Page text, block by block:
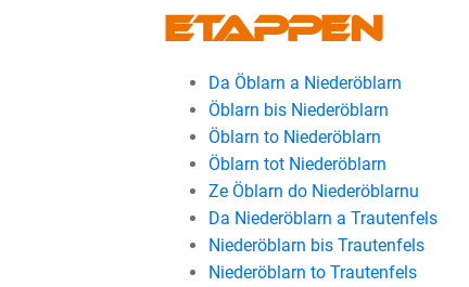
Etappen
Da Öblarn a Niederöblarn
Öblarn bis Niederöblarn
Öblarn to Niederöblarn
Öblarn tot Niederöblarn
Ze Öblarn do Niederöblarnu
Da Niederöblarn a Trautenfels
Niederöblarn bis Trautenfels
Niederöblarn to Trautenfels